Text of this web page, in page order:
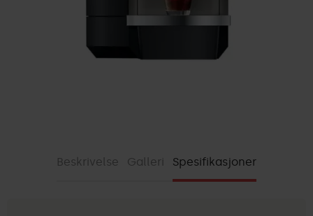
Beskrivelse Galleri Spesifikasjoner